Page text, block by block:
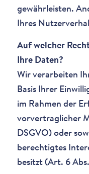
gewährleisten.
Ihres
Auf welcher
Ihre Daten?
Wir verarbeiten
Basis Ihrer
im Rahmen der
vorvertraglicher
DSGVO) oder
berechtigtes
besitzt (Art. 6